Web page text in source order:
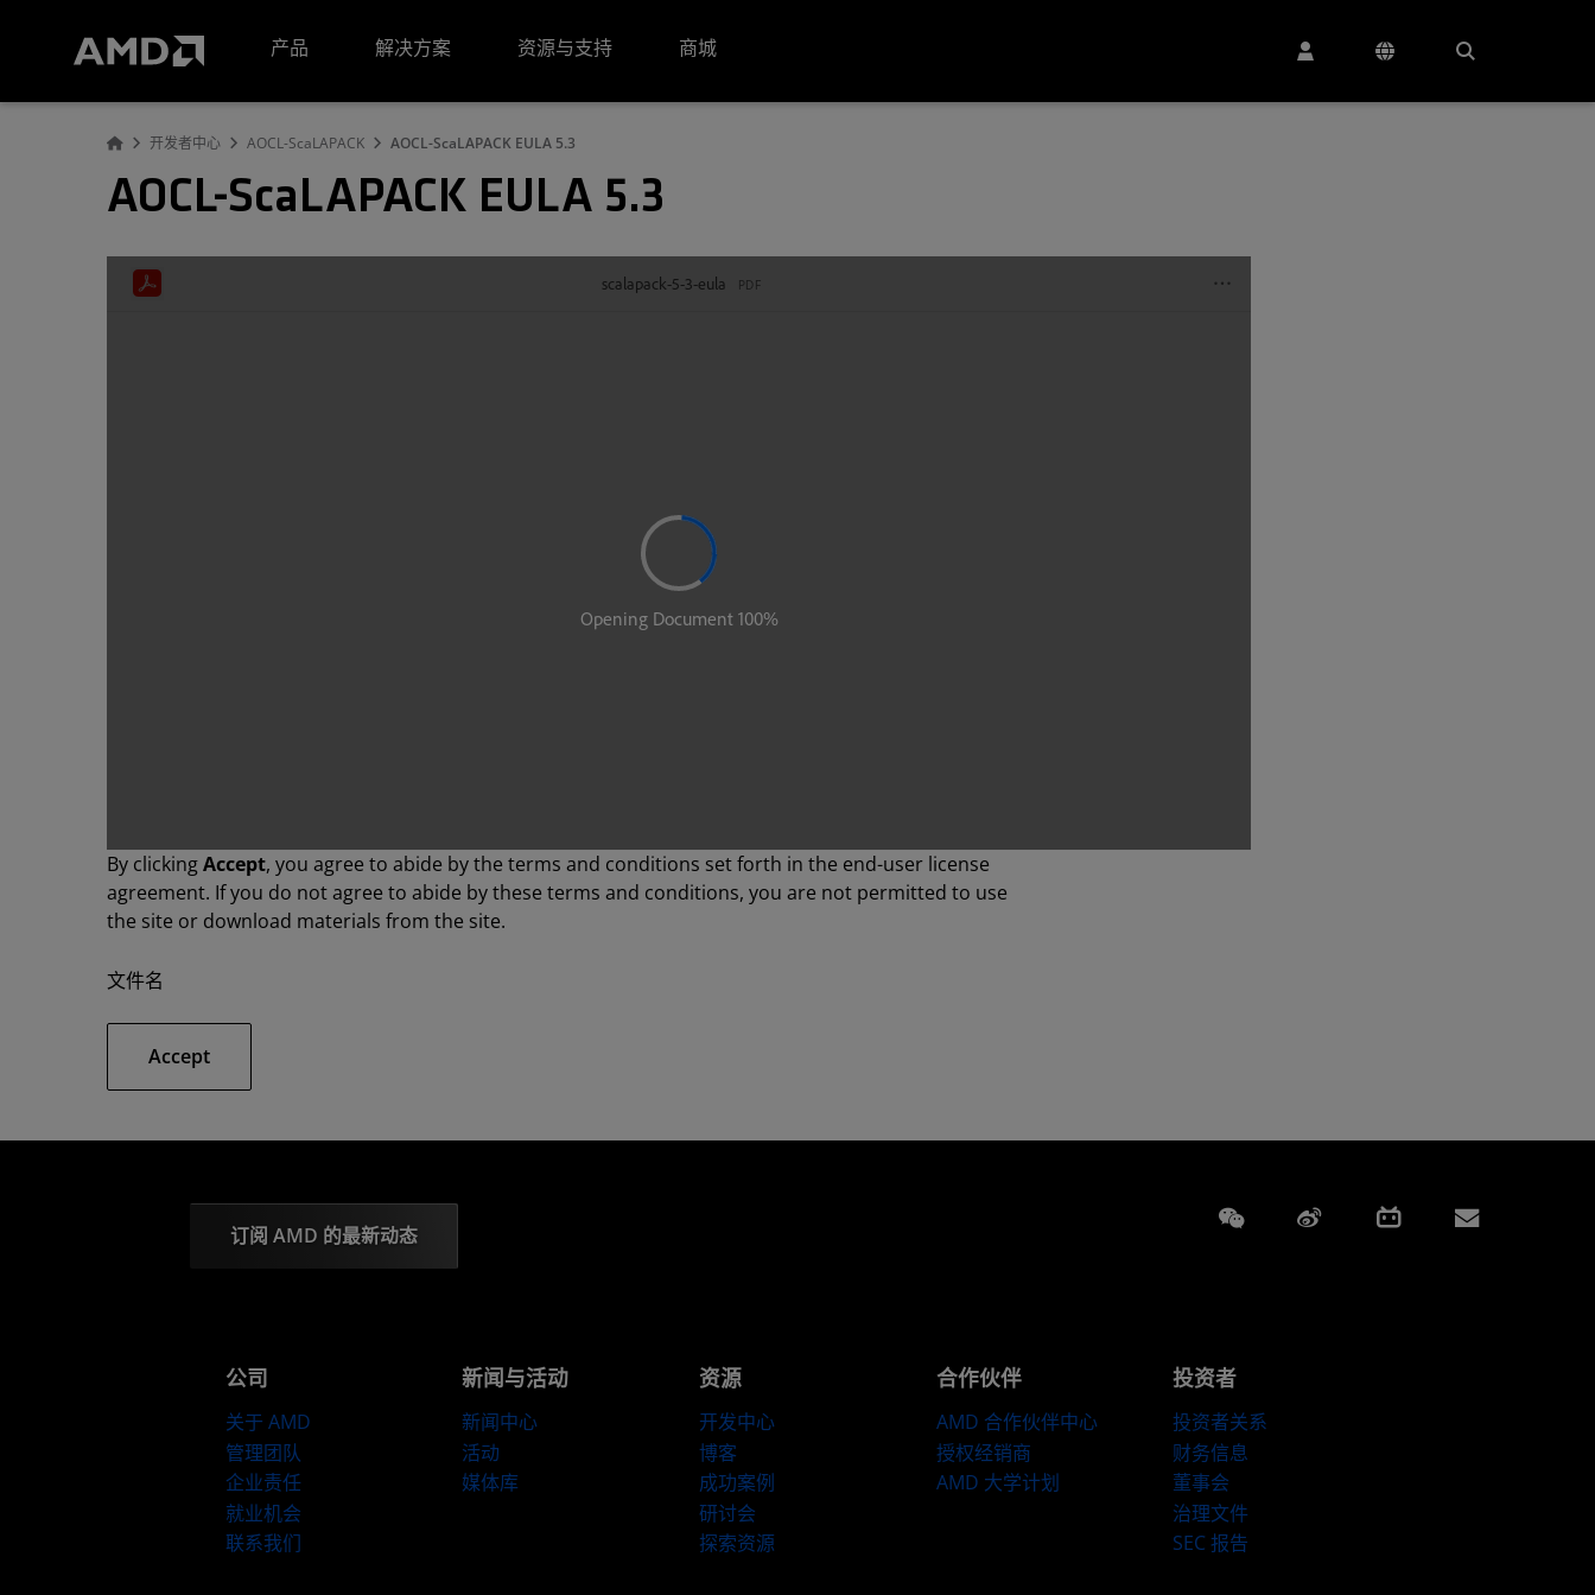
产品
解决方案 资源与支持 商城
开发者中心 AOCL-ScaLAPACK AOCL-ScaLAPACK EULA 5.3
AOCL-ScaLAPACK EULA 5.3
By clickingAccept, you agree to abide by the terms and conditions set forth in the end-user license
agreement. If you do not agree to abide by these terms and conditions, you are not permitted to use
the site or download materials from the site.
文件名
Accept
订阅 AMD 的最新动态
Weixin Weibo Bilibili
公司
关于 AMD
管理团队
企业责任
就业机会
联系我们
新闻与活动
新闻中心
活动
媒体库
资源
开发中心
博客
成功案例
研讨会
探索资源
合作伙伴
AMD 合作伙伴中心
授权经销商
AMD 大学计划
投资者
投资者关系
财务信息
董事会
治理文件
SEC 报告